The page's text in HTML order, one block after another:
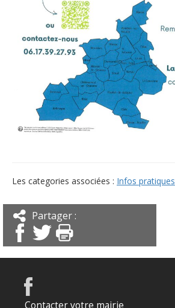
Les categories associées : Infos pratiques
Partager :